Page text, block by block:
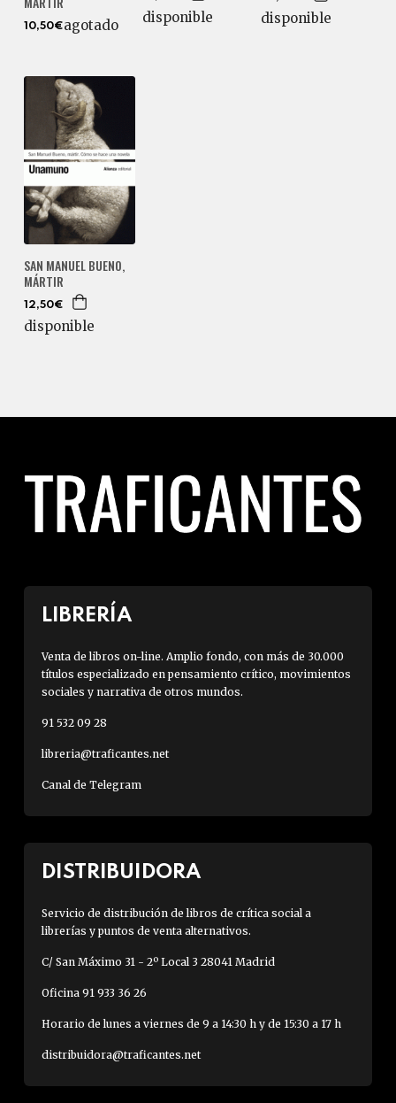
10,50€agotado disponible disponible
SAN MANUEL BUENO,
MÁRTIR
12,50€
disponible
LIBRERÍA
Venta de libros on-line. Amplio fondo, con más de 30.000
títulos especializado en pensamiento crítico, movimientos
sociales y narrativa de otros mundos.
91 532 09 28
libreria@traficantes.net
Canal de Telegram
DISTRIBUIDORA
Servicio de distribución de libros de crítica social a
librerías y puntos de venta alternativos.
C/ San Máximo 31 - 2º Local 3 28041 Madrid
Oficina 91 933 36 26
Horario de lunes a viernes de 9 a 14:30 h y de 15:30 a 17 h
distribuidora@traficantes.net